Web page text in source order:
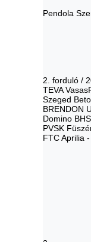
Pendola
2. forduló /
TEVA
Szeged
BRENDON
Domino
PVSK
FTC Aprilia